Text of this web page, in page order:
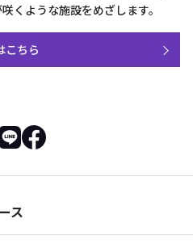
くような施設をめざします。
こちら
ス